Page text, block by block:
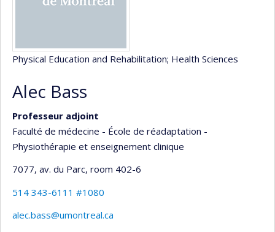
Physical Education and Rehabilitation; Health Sciences
Alec Bass
Professeur adjoint
Faculté de médecine - École de réadaptation -
Physiothérapie et enseignement clinique
7077, av. du Parc, room 402-6
514 343-6111 #1080
alec.bass@umontreal.ca